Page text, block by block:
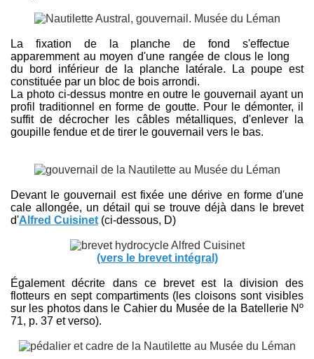
La fixation de la planche de fond s'effectue
apparemment au moyen d'une rangée de clous le long
du bord inférieur de la planche latérale. La poupe est
constituée par un bloc de bois arrondi.
La photo ci-dessus montre en outre le gouvernail ayant un
profil traditionnel en forme de goutte. Pour le démonter, il
suffit de décrocher les câbles métalliques, d'enlever la
goupille fendue et de tirer le gouvernail vers le bas.
Devant le gouvernail est fixée une dérive en forme d'une
cale allongée, un détail qui se trouve déjà dans le brevet
d'Alfred Cuisinet (ci-dessous, D)
(vers le brevet intégral)
Également décrite dans ce brevet est la division des
flotteurs en sept compartiments (les cloisons sont visibles
sur les photos dans le Cahier du Musée de la Batellerie Nº
71, p. 37 et verso).